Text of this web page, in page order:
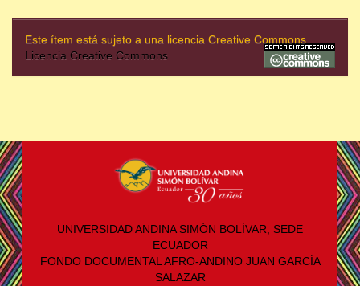
Este ítem está sujeto a una licencia Creative Commons
Licencia Creative Commons
UNIVERSIDAD ANDINA SIMÓN BOLÍVAR, SEDE
ECUADOR
FONDO DOCUMENTAL AFRO-ANDINO JUAN GARCÍA
SALAZAR